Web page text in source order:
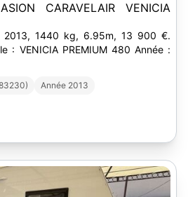
CARAVELAIR VENICIA
2013, 1440 kg, 6.95m, 13 900 €.
: VENICIA PREMIUM 480 Année :
Année 2013